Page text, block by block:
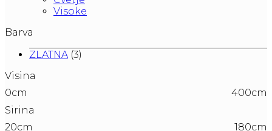
Visoke
Barva
ZLATNA (3)
Visina
0cm
400cm
Sirina
20cm
180cm